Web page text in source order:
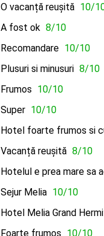
O vacanță reuşită 10/
A fost ok 8/10
Recomandare 10/10
Plusuri si minusuri 8/10
Frumos 10/10
Super 10/10
Hotel foarte frumos si
Vacanță reușită 8/10
Hotelul e prea mare sa
Sejur Melia 10/10
Hotel Melia Grand
Foarte frumos 10/10